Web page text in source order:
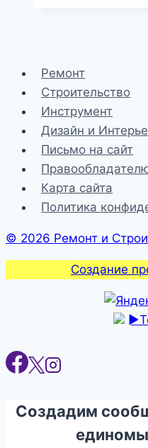
Ремонт
Строительство
Инструмент
Дизайн и
Письмо на сайт
Карта сайта
Политика
© 2026 Ремонт и
Создание
Создадим